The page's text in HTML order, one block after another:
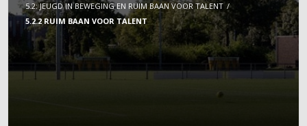
5.2: JEUGD IN BEWEGING EN RUIM BAAN VOOR TALENT
5.2.2 RUIM BAAN VOOR TALENT